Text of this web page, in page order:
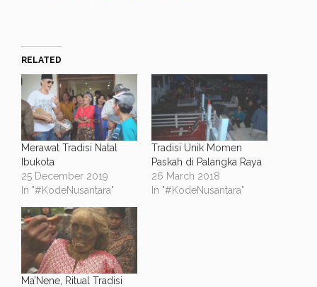
RELATED
Merawat Tradisi Natal
Ibukota
25 December 2019
In "#KodeNusantara"
Tradisi Unik Momen
Paskah di Palangka Raya
26 March 2018
In "#KodeNusantara"
Ma’Nene, Ritual Tradisi